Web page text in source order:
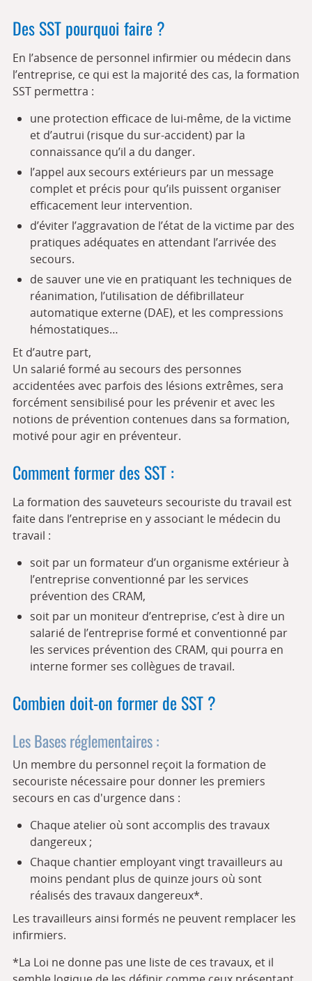
Des SST pourquoi faire ?
En l’absence de personnel infirmier ou médecin dans
l’entreprise, ce qui est la majorité des cas, la formation
SST permettra :
une protection efficace de lui-même, de la victime
et d’autrui (risque du sur-accident) par la
connaissance qu’il a du danger.
l’appel aux secours extérieurs par un message
complet et précis pour qu’ils puissent organiser
efficacement leur intervention.
d’éviter l’aggravation de l’état de la victime par des
pratiques adéquates en attendant l’arrivée des
secours.
de sauver une vie en pratiquant les techniques de
réanimation, l’utilisation de défibrillateur
automatique externe (DAE), et les compressions
hémostatiques…
Et d’autre part,
Un salarié formé au secours des personnes
accidentées avec parfois des lésions extrêmes, sera
forcément sensibilisé pour les prévenir et avec les
notions de prévention contenues dans sa formation,
motivé pour agir en préventeur.
Comment former des SST :
La formation des sauveteurs secouriste du travail est
faite dans l’entreprise en y associant le médecin du
travail :
soit par un formateur d’un organisme extérieur à
l’entreprise conventionné par les services
prévention des CRAM,
soit par un moniteur d’entreprise, c’est à dire un
salarié de l’entreprise formé et conventionné par
les services prévention des CRAM, qui pourra en
interne former ses collègues de travail.
Combien doit-on former de SST ?
Les Bases réglementaires :
Un membre du personnel reçoit la formation de
secouriste nécessaire pour donner les premiers
secours en cas d'urgence dans :
Chaque atelier où sont accomplis des travaux
dangereux ;
Chaque chantier employant vingt travailleurs au
moins pendant plus de quinze jours où sont
réalisés des travaux dangereux*.
Les travailleurs ainsi formés ne peuvent remplacer les
infirmiers.
*La Loi ne donne pas une liste de ces travaux, et il